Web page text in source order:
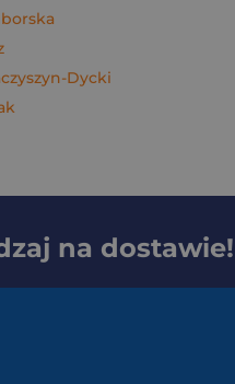
Dycki
na dostawie!